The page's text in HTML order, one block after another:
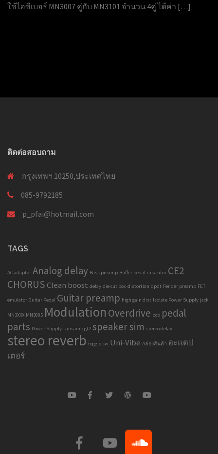
ใช้ไอซีเบอร์ MN3007 คู่กับ MN3101 จำนวน 4คู่ ได้ค่า […]
ติดต่อสอบถาม
กรุงเทพฯ 10250,ประเทศไทย
085-9792185
p_pfai@hotmail.com
TAGS
AC adaptor Analog delay Bass preamp Buffer pedal capacitor CE2
CHORUS Clean boost delay die cut box distortion dpdt Fender preamp FET
emulator Guitar Pedal Guitar preamp high gain dist Isolate Power Supply jack
MN3XXX MN3005 ModulationOverdrive pcb pedal
parts Power Supply sansamp gt2 speaker sim stereo delay
stereo reverb toggle sw Uni-Vibe กล่องสินค้า อะแดป
เตอร์